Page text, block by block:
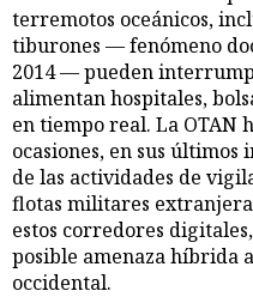
terremotos oceánicos,
tiburones — fenómeno
2014 — pueden
alimentan hospitales,
en tiempo real. La OTAN
ocasiones, en sus
de las actividades de
flotas militares
estos corredores
posible amenaza híbrida
occidental.